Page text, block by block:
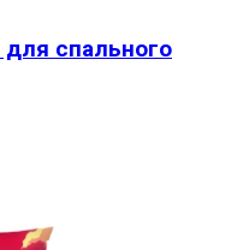
спального